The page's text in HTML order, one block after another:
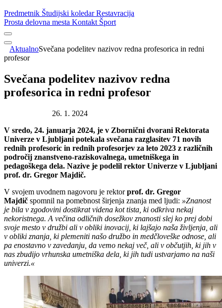
Predmetnik Študijski koledarRestavracija
Prosta delovna mesta Kontakt Šport
AktualnoSvečana podelitev nazivov redna profesorica in redni
profesor
Svečana podelitev nazivov redna
profesorica in redni profesor
26. 1. 2024
V sredo, 24. januarja 2024, je v Zbornični dvorani Rektorata
Univerze v Ljubljani potekala svečana razglasitev 71 novih
rednih profesoric in rednih profesorjev za leto 2023 z različnih
področij znanstveno-raziskovalnega, umetniškega in
pedagoškega dela. Nazive je podelil rektor Univerze v Ljubljani
prof. dr. Gregor Majdič.
V svojem uvodnem nagovoru je rektorprof. dr. Gregor
Majdič spomnil na pomebnost širjenja znanja med ljudi: »Znanost
je bila v zgodovini dostikrat videna kot tista, ki odkriva nekaj
nekoristnega. A večina odličnih dosežkov znanosti slej ko prej dobi
svoje mesto v družbi ali v obliki inovacij, ki lajšajo naša življenja, ali
v obliki znanja, ki plemeniti našo družbo in medčloveške odnose, ali
pa enostavno v zavedanju, da vemo nekaj več, ali v občutjih, ki jih v
nas zbudijo vrhunska umetniška dela, ki jih tudi ustvarjamo na naši
univerzi.«